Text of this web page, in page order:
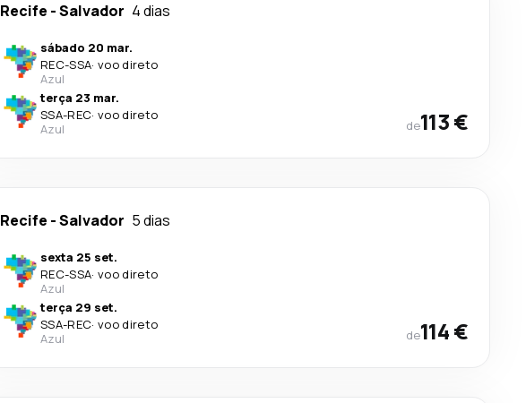
Recife -Salvador 4 dias
sábado 20 mar.
REC-SSA· voo direto
Azul
terça 23 mar.
SSA-REC· voo direto
Azul
de113 €
Recife -Salvador 5 dias
sexta 25 set.
REC-SSA· voo direto
Azul
terça 29 set.
SSA-REC· voo direto
Azul
de114 €